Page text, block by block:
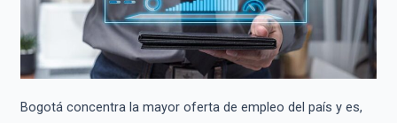
Bogotá concentra la mayor oferta de empleo del país y es,